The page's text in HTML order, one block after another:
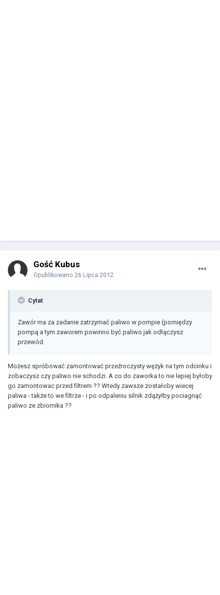
Gość Kubus
Opublikowano 26 Lipca 2012
Cytat
Zawór ma za zadanie zatrzymać paliwo w pompie (pomiędzy
pompą a tym zaworem powinno być paliwo jak odłączysz
przewód
Możesz spróbować zamontować przeźroczysty wężyk na tym odcinku i
zobaczysz czy paliwo nie schodzi. A co do zaworka to nie lepiej byłoby
go zamontowac przed filtrem ?? Wtedy zawsze zostałoby wiecej
paliwa - także to we filtrze - i po odpaleniu silnik zdążyłby pociagnąć
paliwo ze zbiornika ??